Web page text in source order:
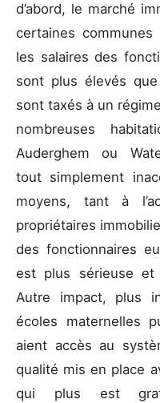
d’abord, le marché
certaines
les salaires des
sont plus élevés
sont taxés à un
nombreuses
Auderghem ou
tout simplement
moyens, tant à
propriétaires
des fonctionnaires
est plus sérieuse et
Autre impact, plus
écoles maternelles
aient accès au
qualité mis en place
qui plus est